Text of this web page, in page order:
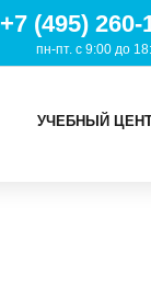
+7 (495) 260-
пн-пт. с 9:00 до
УЧЕБНЫЙ